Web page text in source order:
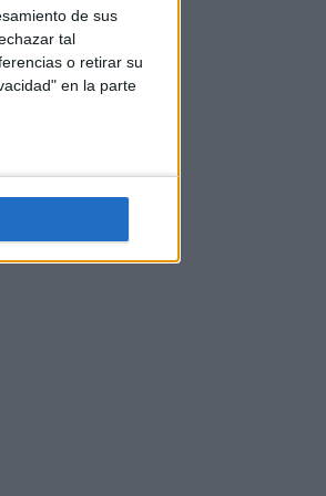
de sus
tal
o retirar su
en la parte